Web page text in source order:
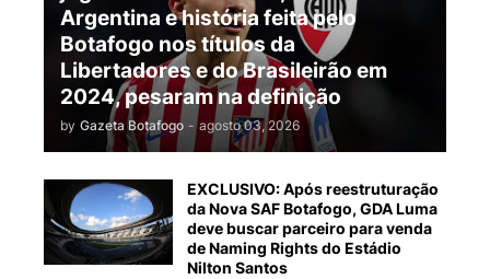
Argentina e história feita pelo
Botafogo nos títulos da
Libertadores e do Brasileirão em
2024, pesaram na definição
by Gazeta Botafogo - agosto 03, 2026
EXCLUSIVO: Após reestruturação
da Nova SAF Botafogo, GDA Luma
deve buscar parceiro para venda
de Naming Rights do Estádio
Nilton Santos